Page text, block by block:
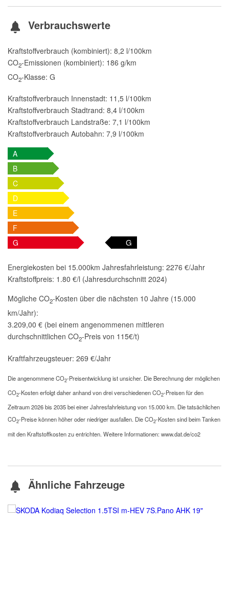
Verbrauchswerte
Kraftstoffverbrauch (kombiniert): 8,2 l/100km
CO2-Emissionen (kombiniert): 186 g/km
CO2-Klasse: G
Kraftstoffverbrauch Innenstadt: 11,5 l/100km
Kraftstoffverbrauch Stadtrand: 8,4 l/100km
Kraftstoffverbrauch Landstraße: 7,1 l/100km
Kraftstoffverbrauch Autobahn: 7,9 l/100km
A
B
C
D
E
F
G
G
Energiekosten bei 15.000km Jahresfahrleistung: 2276 €/Jahr
Kraftstoffpreis: 1.80 €/l (Jahresdurchschnitt 2024)
Mögliche CO2-Kosten über die nächsten 10 Jahre (15.000
km/Jahr):
3.209,00 € (bei einem angenommenen mittleren
durchschnittlichen CO2-Preis von 115€/t)
Kraftfahrzeugsteuer: 269 €/Jahr
Die angenommene CO2-Preisentwicklung ist unsicher. Die Berechnung der möglichen
CO2-Kosten erfolgt daher anhand von drei verschiedenen CO2-Preisen für den
Zeitraum 2026 bis 2035 bei einer Jahresfahrleistung von 15.000 km. Die tatsächlichen
CO2-Preise können höher oder niedriger ausfallen. Die CO2-Kosten sind beim Tanken
mit den Kraftstoffkosten zu entrichten. Weitere Informationen: www.dat.de/co2
Ähnliche Fahrzeuge